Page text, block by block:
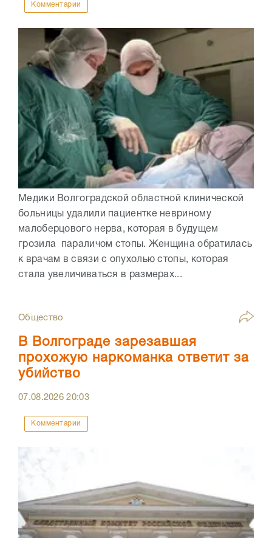
Комментарии
Медики Волгоградской областной клинической
больницы удалили пациентке невриному
малоберцового нерва, которая в будущем
грозила параличом стопы. Женщина обратилась
к врачам в связи с опухолью стопы, которая
стала увеличиваться в размерах...
Общество
В Волгограде зарезавшая
прохожую наркоманка ответит за
убийство
07.08.202620:03
Комментарии